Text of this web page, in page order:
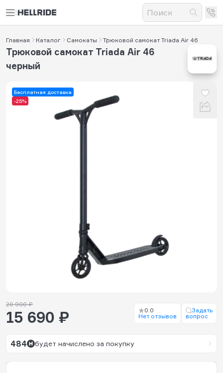
Главная Каталог Самокаты Трюковой самокат Triada Air 46
Бесплатная доставка
-25%
Трюковой самокат Triada Air 46
черный
20 900 ₽
15 690 ₽
0.0
Нет отзывов
Задать
вопрос
484 будет начислено за покупку